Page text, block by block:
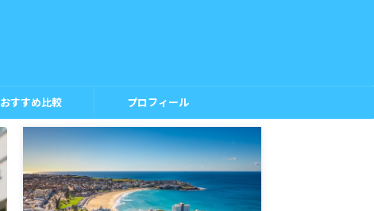
おすすめ比較 プロフィール